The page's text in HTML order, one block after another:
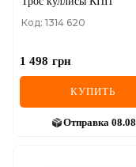
Код: 1314 620
1 498 грн
КУПИТЬ
Отправка 08.08